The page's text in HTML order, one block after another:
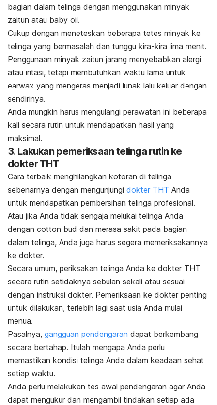
bagian dalam telinga dengan menggunakan minyak
zaitun atau baby oil.
Cukup dengan meneteskan beberapa tetes minyak ke
telinga yang bermasalah dan tunggu kira-kira lima menit.
Penggunaan minyak zaitun jarang menyebabkan alergi
atau iritasi, tetapi membutuhkan waktu lama untuk
earwax yang mengeras menjadi lunak lalu keluar dengan
sendirinya.
Anda mungkin harus mengulangi perawatan ini beberapa
kali secara rutin untuk mendapatkan hasil yang
maksimal.
3. Lakukan pemeriksaan telinga rutin ke
dokter THT
Cara terbaik menghilangkan kotoran di telinga
sebenarnya dengan mengunjungi dokter THT Anda
untuk mendapatkan pembersihan telinga profesional.
Atau jika Anda tidak sengaja melukai telinga Anda
dengan cotton bud dan merasa sakit pada bagian
dalam telinga, Anda juga harus segera memeriksakannya
ke dokter.
Secara umum, periksakan telinga Anda ke dokter THT
secara rutin setidaknya sebulan sekali atau sesuai
dengan instruksi dokter. Pemeriksaan ke dokter penting
untuk dilakukan, terlebih lagi saat usia Anda mulai
menua.
Pasalnya, gangguan pendengaran dapat berkembang
secara bertahap. Itulah mengapa Anda perlu
memastikan kondisi telinga Anda dalam keadaan sehat
setiap waktu.
Anda perlu melakukan tes awal pendengaran agar Anda
dapat mengukur dan mengambil tindakan setiap ada